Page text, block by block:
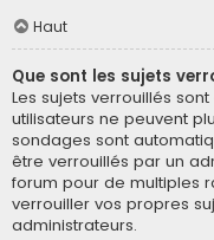
Haut
Que sont les sujets
Les sujets verrouillés
utilisateurs ne peuvent
sondages sont
être verrouillés par un
forum pour de multiples
verrouiller vos propres
administrateurs.